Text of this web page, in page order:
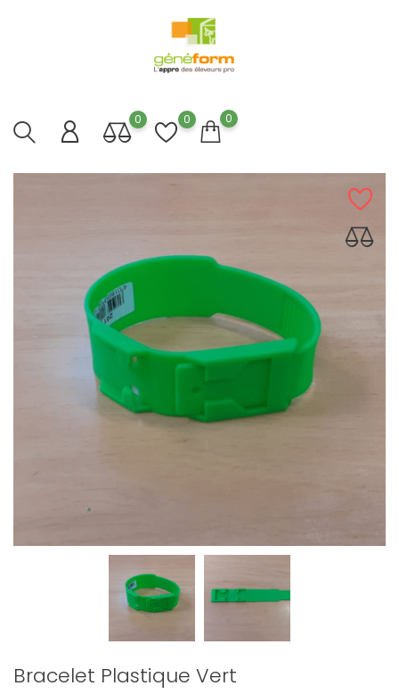
0 0 0
Bracelet Plastique Vert